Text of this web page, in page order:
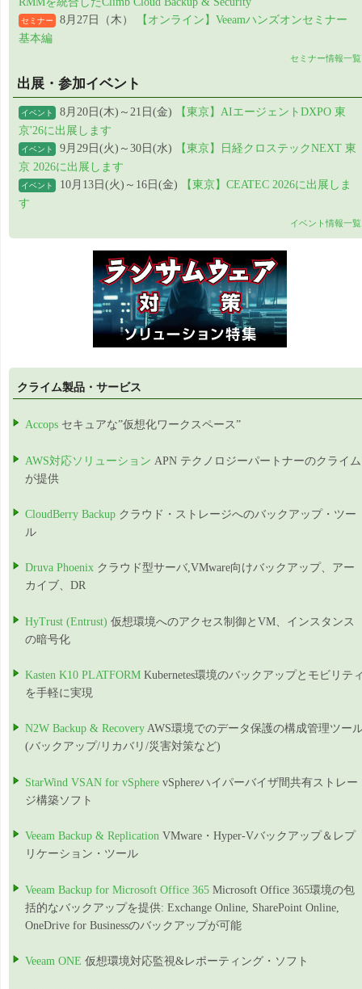
セミナー 8月27日（木）
【オンライン】Veeamハンズオンセミナー
基本編
セミナー情報一覧
出展・参加イベント
イベント 8月20日(木)～21日(金)
【東京】AIエージェントDXPO 東
京'26に出展します
イベント 9月29日(火)～30日(水)
【東京】日経クロステックNEXT 東
京 2026に出展します
イベント 10月13日(火)～16日(金)
【東京】CEATEC 2026に出展しま
す
イベント情報一覧
クライム製品・サービス
Accops セキュアな”仮想化ワークスペース”
AWS対応ソリューション APN テクノロジーパートナーのクライム
が提供
CloudBerry Backup クラウド・ストレージへのバックアップ・ツー
ル
Druva Phoenix クラウド型サーバ,VMware向けバックアップ、アー
カイブ、DR
HyTrust (Entrust) 仮想環境へのアクセス制御とVM、インスタンス
の暗号化
Kasten K10 PLATFORM Kubernetes環境のバックアップとモビリテ
を手軽に実現
N2W Backup & Recovery AWS環境でのデータ保護の構成管理ツー
(バックアップ/リカバリ/災害対策など)
StarWind VSAN for vSphere vSphereハイパーバイザ間共有ストレー
ジ構築ソフト
Veeam Backup & Replication VMware・Hyper-Vバックアップ＆レプ
リケーション・ツール
Veeam Backup for Microsoft Office 365 Microsoft Office 365環境の包
括的なバックアップを提供: Exchange Online, SharePoint Online,
OneDrive for Businessのバックアップが可能
Veeam ONE 仮想環境対応監視&レポーティング・ソフト